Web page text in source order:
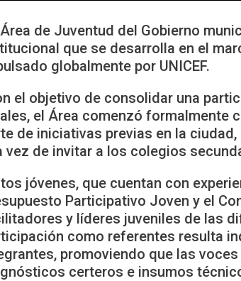
de Juventud del Gobierno
que se desarrolla en el
globalmente por UNICEF.
el objetivo de consolidar una
el Área comenzó formalmente
de iniciativas previas en la
vez de invitar a los colegios
jóvenes, que cuentan con
Participativo Joven y el
y líderes juveniles de las
como referentes resulta
promoviendo que las
certeros e insumos